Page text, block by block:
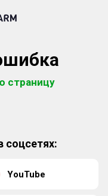
страницу
соцсетях:
YouTube